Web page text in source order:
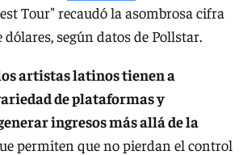
Tour" recaudó la asombrosa cifra
según datos de Pollstar.
artistas latinos tienen a
de plataformas y
ingresos más allá de la
permiten que no pierdan el control